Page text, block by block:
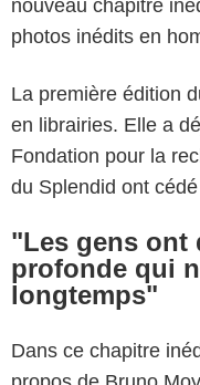
nouveau chapitre
photos inédits en
La première édition
en librairies. Elle a
Fondation pour la
du Splendid ont
"Les gens ont
profonde qui
longtemps"
Dans ce chapitre